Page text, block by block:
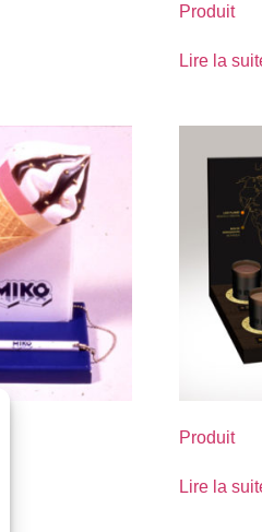
Produit
Lire la
Produit
Lire la